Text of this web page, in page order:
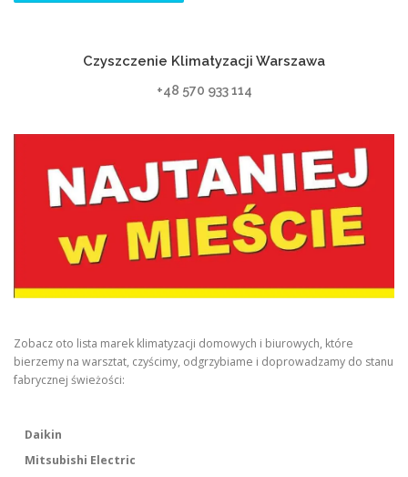
Czyszczenie Klimatyzacji Warszawa
+48 570 933 114
Zobacz oto lista marek klimatyzacji domowych i biurowych, które
bierzemy na warsztat, czyścimy, odgrzybiame i doprowadzamy do stanu
fabrycznej świeżości:
Daikin
Mitsubishi Electric